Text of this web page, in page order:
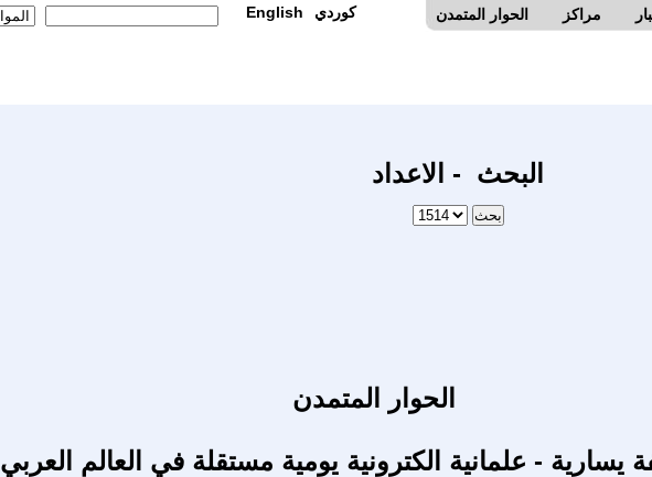
الحوار المتمدن مراكز English كوردي
البحث - الاعداد
الحوار المتمدن
يسارية - علمانية الكترونية يومية مستقلة في العالم العربي